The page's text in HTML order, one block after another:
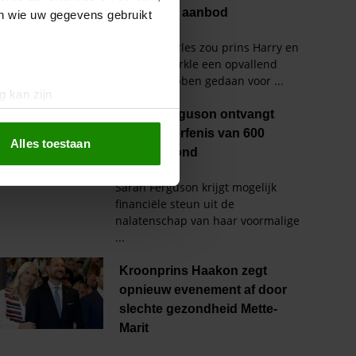
wie uw gegevens gebruikt
kan zijn
te bieden en om ons
partners voor social
met onze cookies als u
Alles toestaan